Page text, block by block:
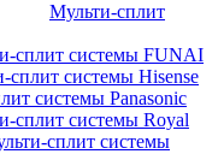
Мульти-сплит
сплит системы FUNAI
сплит системы Hisense
системы Panasonic
сплит системы Royal
сплит системы